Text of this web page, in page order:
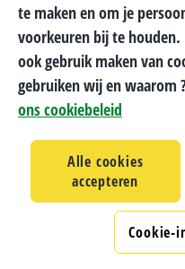
te maken en om je
voorkeuren bij te
ook gebruik maken van
gebruiken wij en waarom
ons cookiebeleid
Alle cookies
accepteren
Cookie-